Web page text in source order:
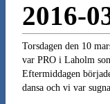
2016-
Torsdagen den 10
var PRO i Laholm
Eftermiddagen
dansa och vi var